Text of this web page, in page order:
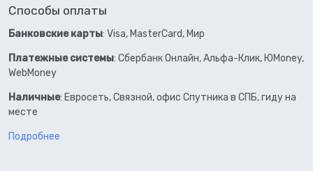
Способы оплаты
Банковские карты: Visa, MasterCard, Мир
Платежные системы: Сбербанк Онлайн, Альфа-Клик, ЮMoney,
WebMoney
Наличные: Евросеть, Связной, офис Спутника в СПБ, гиду на
месте
Подробнее